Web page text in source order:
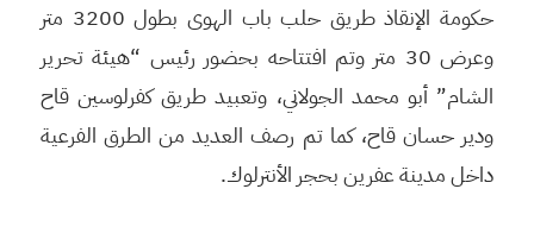
حكومة الإنقاذ طريق حلب باب الهوى بطول 3200 متر
وعرض 30 متر وتم افتتاحه بحضور رئيس “هيئة تحرير
الشام” أبو محمد الجولاني، وتعبيد طريق كفرلوسين قاح
ودير حسان قاح، كما تم رصف العديد من الطرق الفرعية
داخل مدينة عفرين بحجر الأنترلوك.